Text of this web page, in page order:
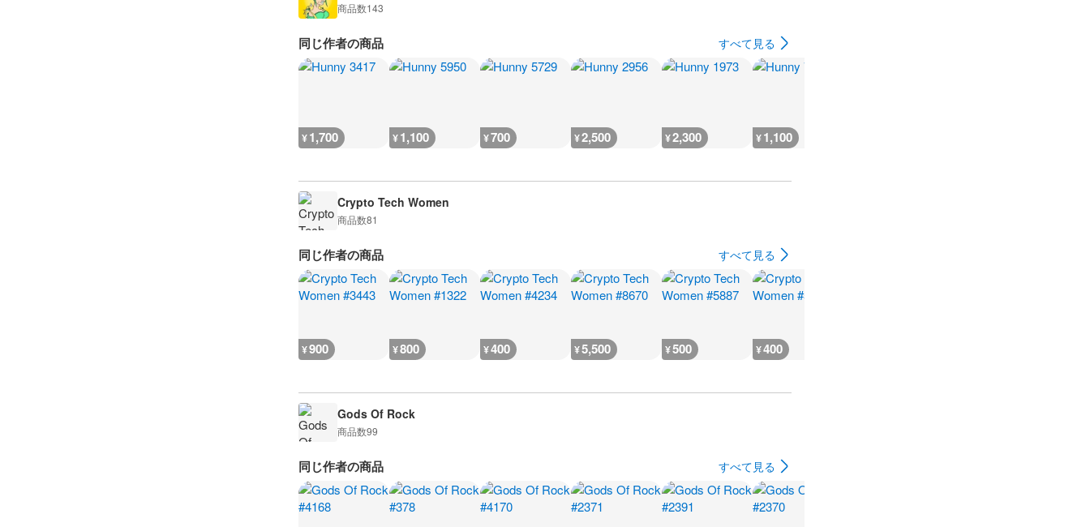
商品数143
同じ作者の商品 すべて見る
¥1,700 ¥1,100 ¥700 ¥2,500 ¥2,300 ¥1,100
Crypto Tech Women
商品数81
同じ作者の商品 すべて見る
¥900 ¥800 ¥400 ¥5,500 ¥500 ¥400
Gods Of Rock
商品数99
同じ作者の商品 すべて見る